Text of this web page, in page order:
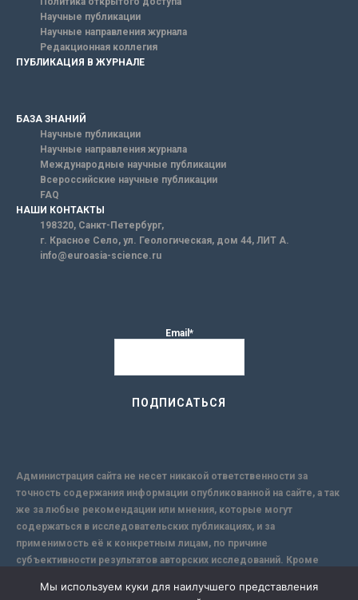
Научные публикации
Научные направления журнала
Редакционная коллегия
ПУБЛИКАЦИЯ В ЖУРНАЛЕ
БАЗА ЗНАНИЙ
Научные публикации
Научные направления журнала
Международные научные публикации
Всероссийские научные публикации
FAQ
НАШИ КОНТАКТЫ
198320, Санкт-Петербург,
г. Красное Село, ул. Геологическая, дом 44, ЛИТ А.
info@euroasia-science.ru
Email*
Администрация сайта не несет никакой ответственности за
точность содержания информации опубликованной на сайте, а так
же за любые рекомендации или мнения, которые могут
содержаться в исследовательских публикациях, и за
применимость её к конкретным лицам, по причине
субъективности результатов авторских исследований. Кроме
надежной защиты информации, Сайт не несет ответственности за
Мы используем куки для наилучшего представления